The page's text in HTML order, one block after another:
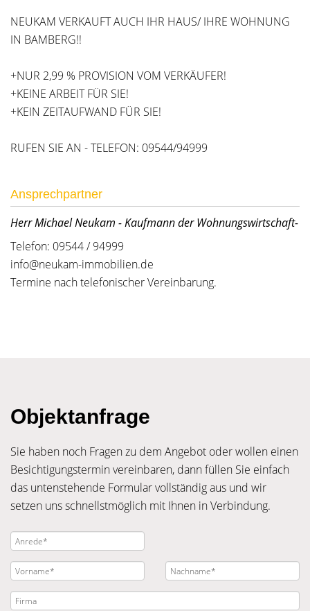
NEUKAM VERKAUFT AUCH IHR HAUS/ IHRE WOHNUNG
IN BAMBERG!!
+NUR 2,99 % PROVISION VOM VERKÄUFER!
+KEINE ARBEIT FÜR SIE!
+KEIN ZEITAUFWAND FÜR SIE!
RUFEN SIE AN - TELEFON: 09544/94999
Ansprechpartner
Herr Michael Neukam - Kaufmann der Wohnungswirtschaft-
Telefon: 09544 / 94999
info@neukam-immobilien.de
Termine nach telefonischer Vereinbarung.
Objektanfrage
Sie haben noch Fragen zu dem Angebot oder wollen einen
Besichtigungstermin vereinbaren, dann füllen Sie einfach
das untenstehende Formular vollständig aus und wir
setzen uns schnellstmöglich mit Ihnen in Verbindung.